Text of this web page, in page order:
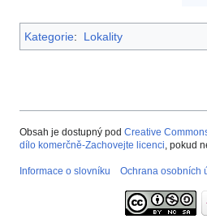
Kategorie: Lokality
Obsah je dostupný pod Creative
dílo komerčně-Zachovejte licenci, pokud
Informace o slovníku Ochrana osobních